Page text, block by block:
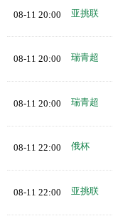
08-11 20:00 亚挑联
08-11 20:00 瑞青超
08-11 20:00 瑞青超
08-11 22:00 俄杯
08-11 22:00 亚挑联